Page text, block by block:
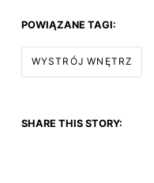
POWIĄZANE TAGI:
WYSTRÓJ WNĘTRZ
SHARE THIS STORY: